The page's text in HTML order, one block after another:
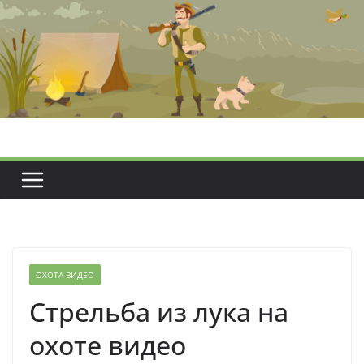
Перейти
содержимому
ОХОТА ВИДЕО
Стрельба из лука на
охоте видео